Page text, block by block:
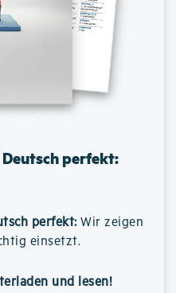
perfekt:
perfekt: Wir zeigen
einsetzt.
und lesen!